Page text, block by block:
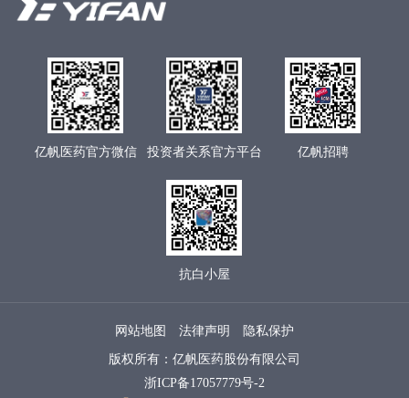
亿帆医药官方微信 投资者关系官方平台 亿帆招聘
抗白小屋
网站地图 法律声明 隐私保护
版权所有：亿帆医药股份有限公司
浙ICP备17057779号-2